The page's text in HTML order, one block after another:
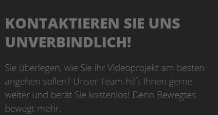
KONTAKTIEREN SIE UNS
UNVERBINDLICH!
Sie überlegen, wie Sie ihr Videoprojekt am besten
angehen sollen? Unser Team hilft Ihnen gerne
weiter und berät Sie kostenlos! Denn Bewegtes
bewegt mehr.